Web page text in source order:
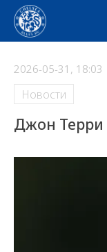
2026-05-31, 18:03
Новости
Джон Терри